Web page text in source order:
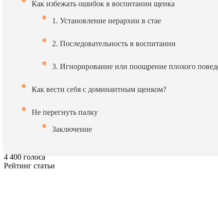
Как избежать ошибок в воспитании щенка
1. Установление иерархии в стае
2. Последовательность в воспитании
3. Игнорирование или поощрение плохого
Как вести себя с доминантным щенком?
Не перегнуть палку
Заключение
4 400 голоса
Рейтинг статьи